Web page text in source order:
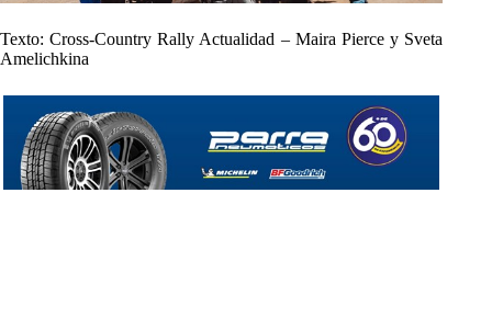
Texto: Cross-Country Rally Actualidad – Maira Pierce y Sveta
Amelichkina